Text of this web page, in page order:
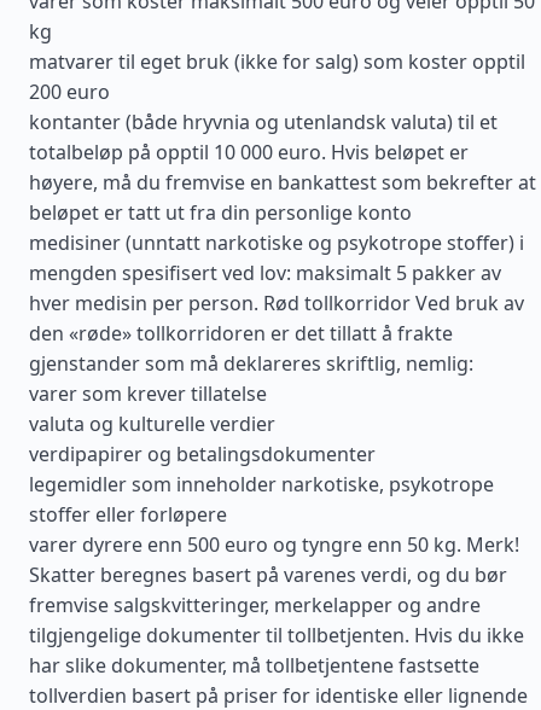
kg
matvarer til eget bruk (ikke for salg) som koster opptil
200 euro
kontanter (både hryvnia og utenlandsk valuta) til et
totalbeløp på opptil 10 000 euro. Hvis beløpet er
høyere, må du fremvise en bankattest som bekrefter at
beløpet er tatt ut fra din personlige konto
medisiner (unntatt narkotiske og psykotrope stoffer) i
mengden spesifisert ved lov: maksimalt 5 pakker av
hver medisin per person. Rød tollkorridor Ved bruk av
den «røde» tollkorridoren er det tillatt å frakte
gjenstander som må deklareres skriftlig, nemlig:
varer som krever tillatelse
valuta og kulturelle verdier
verdipapirer og betalingsdokumenter
legemidler som inneholder narkotiske, psykotrope
stoffer eller forløpere
varer dyrere enn 500 euro og tyngre enn 50 kg. Merk!
Skatter beregnes basert på varenes verdi, og du bør
fremvise salgskvitteringer, merkelapper og andre
tilgjengelige dokumenter til tollbetjenten. Hvis du ikke
har slike dokumenter, må tollbetjentene fastsette
tollverdien basert på priser for identiske eller lignende